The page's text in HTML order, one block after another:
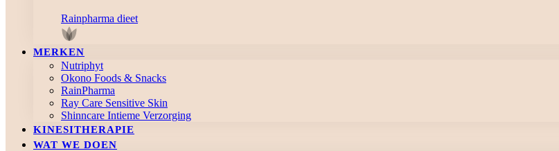
Rainpharma dieet
MERKEN
Nutriphyt
Okono Foods & Snacks
RainPharma
Ray Care Sensitive Skin
Shinncare Intieme Verzorging
KINESITHERAPIE
WAT WE DOEN